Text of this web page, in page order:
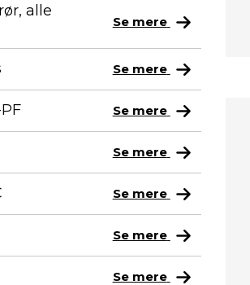
alle
Se mere
Se mere
Se mere
Se mere
Se mere
Se mere
Se mere